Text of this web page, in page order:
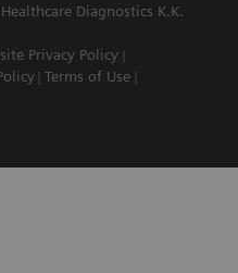
Diagnostics K.K.
Privacy Policy
Terms of Use